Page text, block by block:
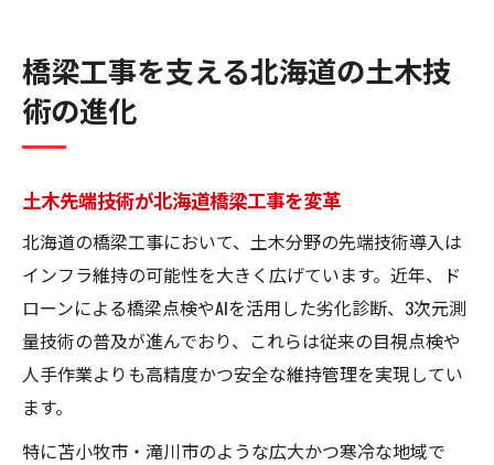
橋梁工事を支える北海道の土木技
術の進化
土木先端技術が北海道橋梁工事を変革
北海道の橋梁工事において、土木分野の先端技術導入は
インフラ維持の可能性を大きく広げています。近年、ド
ローンによる橋梁点検やAIを活用した劣化診断、3次元測
量技術の普及が進んでおり、これらは従来の目視点検や
人手作業よりも高精度かつ安全な維持管理を実現してい
ます。
特に苫小牧市・滝川市のような広大かつ寒冷な地域で